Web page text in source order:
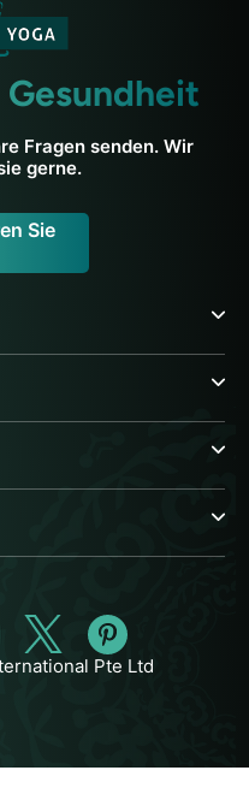
Fragen senden. Wir
gerne.
Sie
Pte Ltd